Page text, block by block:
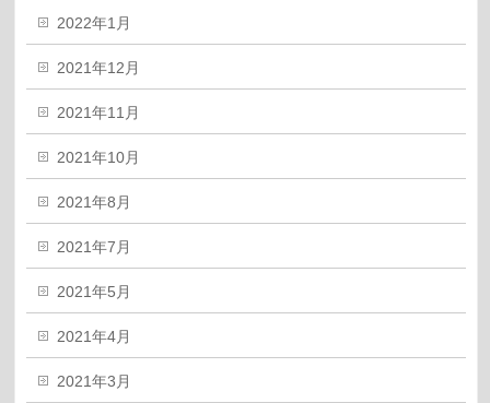
2022年1月
2021年12月
2021年11月
2021年10月
2021年8月
2021年7月
2021年5月
2021年4月
2021年3月